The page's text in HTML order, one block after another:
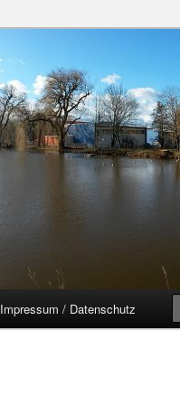
Impressum / Datenschutz